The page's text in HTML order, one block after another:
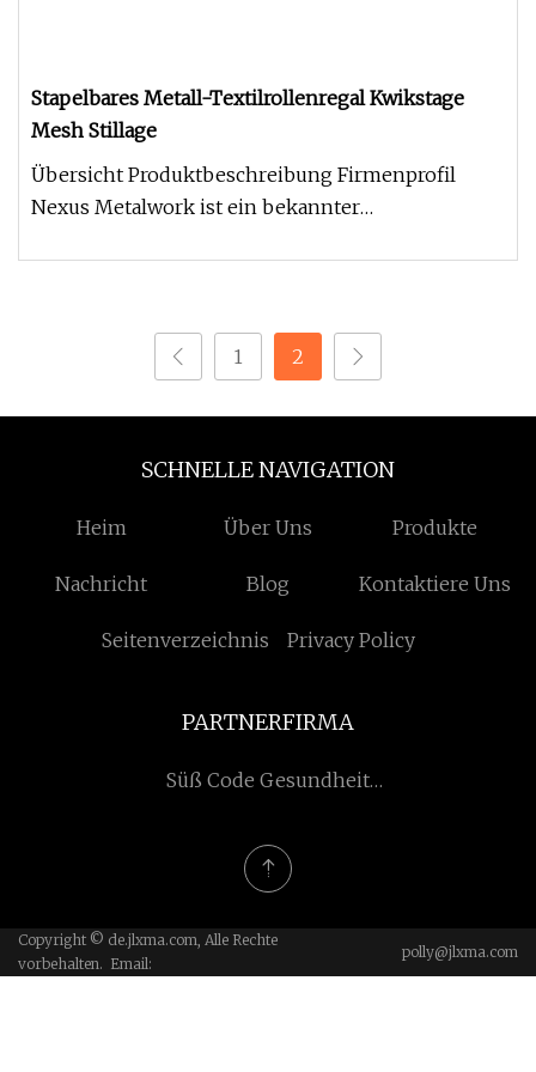
Stapelbares Metall-Textilrollenregal Kwikstage
Mesh Stillage
Übersicht Produktbeschreibung Firmenprofil
Nexus Metalwork ist ein bekannter
1 2
SCHNELLE NAVIGATION
Heim Über Uns Produkte
Nachricht Blog Kontaktiere Uns
Seitenverzeichnis Privacy Policy
PARTNERFIRMA
Süß Code Gesundheit
Copyright © de.jlxma.com, Alle Rechte
vorbehalten. Email:
polly@jlxma.com